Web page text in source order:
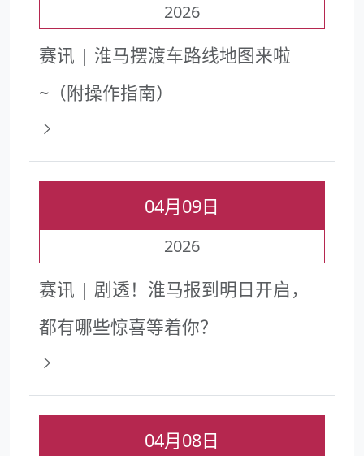
2026
赛讯 | 淮马摆渡车路线地图来啦
~（附操作指南）
04月09日
2026
赛讯 | 剧透！淮马报到明日开启，
都有哪些惊喜等着你？
04月08日